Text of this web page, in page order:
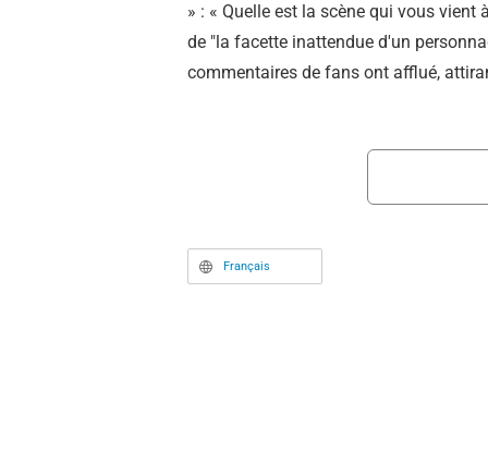
» : « Quelle est la scène qui vous vient
de "la facette inattendue d'un
commentaires de fans ont afflué,
Français